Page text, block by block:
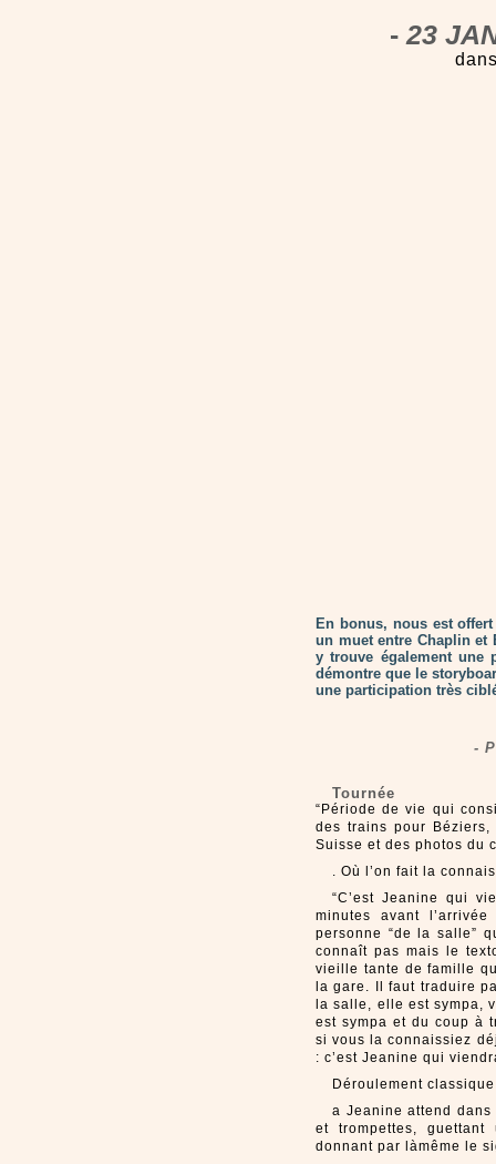
- 23
En bonus, nous est
un muet entre Chaplin et
y trouve également une
démontre que le
une participation très
-
Tournée
“Période de vie qui
des trains pour Béziers,
Suisse et des photos du
. Où l’on fait la
“C’est Jeanine qui
minutes avant
personne “de la salle”
connaît pas mais le
vieille tante de famille
la gare. Il faut traduire
la salle, elle est sympa,
est sympa et du coup à
si vous la connaissiez
: c’est Jeanine qui
Déroulement
a Jeanine attend
et trompettes,
donnant par làmême le